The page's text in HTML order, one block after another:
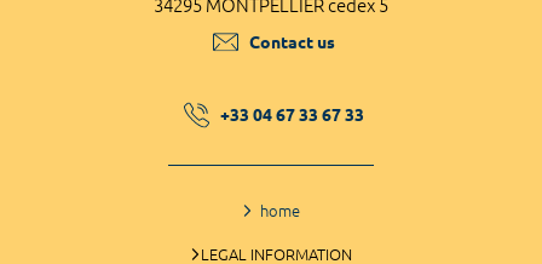
34295 MONTPELLIER cedex 5
Contact us
+33 04 67 33 67 33
home
LEGAL INFORMATION